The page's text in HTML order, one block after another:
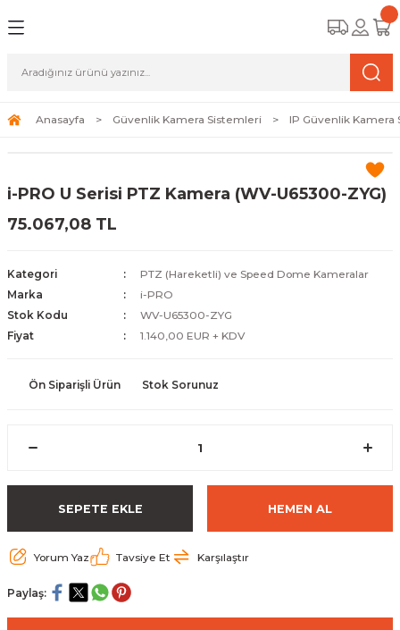
Sistemleri
Sistemleri (Network Kameraları)
ve Depolama Çözümleri
Kamera Lisansları
Güvenlik
Duvarı) Cihazları
Ağ Yönlendiricileri
Antivirüs Yazılımları
ve Depolama Ürünleri
SSD
Merkezi Altyapısı
İzleme
Anasayfa Güvenlik Kamera Sistemleri IP Güvenlik Kamera
i-PRO U Serisi PTZ Kamera (WV-U65300-ZYG)
75.067,08 TL
Kategori
PTZ (Hareketli) ve Speed Dome Kameralar
Marka
i-PRO
Stok Kodu
WV-U65300-ZYG
Fiyat
1.140,00 EUR + KDV
Ön Siparişli Ürün Stok Sorunuz
SEPETE EKLE HEMEN AL
Yorum Yaz Tavsiye Et Karşılaştır
Paylaş: